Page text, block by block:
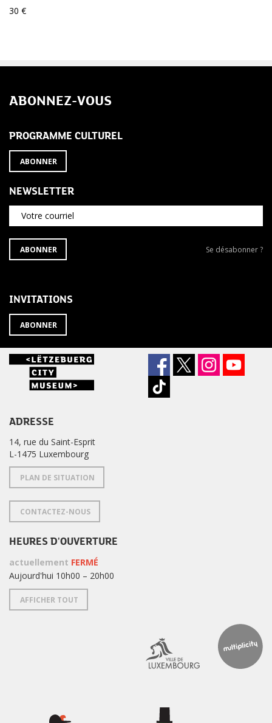
30 €
ABONNEZ-VOUS
PROGRAMME CULTUREL
ABONNER
NEWSLETTER
Votre courriel
S'ABONNER
À
ABONNER
Se
Se désabonner ?
INVITATIONS
ABONNER
ADRESSE
14, rue du Saint-Esprit
L-1475 Luxembourg
PLAN DE SITUATION
CONTACTEZ-NOUS
HEURES D'OUVERTURE
actuellement FERMÉ
Aujourd'hui 10h00 – 20h00
AFFICHER TOUT